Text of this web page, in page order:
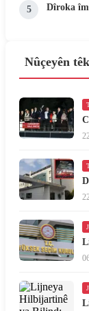
5 Dîroka
Nûçeyên